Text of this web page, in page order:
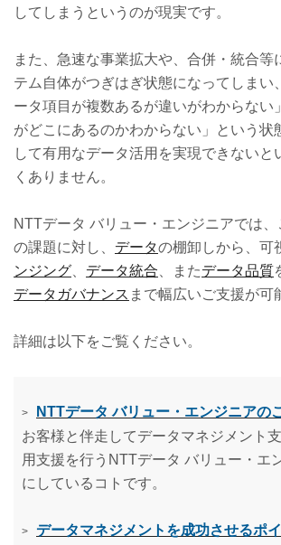
してしまうというのが現実です。
また、急速な事業拡大や、合併・統合等
テム自体がつぎはぎ状態になってしまい
ータ項目が複数あるが違いがわからない
がどこにあるのかわからない」という状
して有用なデータ活用を実現できないと
くありません。
NTTデータ バリュー・エンジニアでは、
の課題に対し、 データの棚卸しから、可
ンジング
データ統合 、またデータ品質
データガバナンス まで幅広いご支援が可
詳細は以下をご覧ください。
>
NTTデータ バリュー・エンジニアの
お客様と伴走してデータマネジメント
用支援を行うNTTデータ バリュー・エ
にしているコトです。
> データマネジメントを成功させるポ